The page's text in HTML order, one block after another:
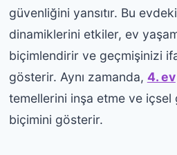
güvenliğini yansıtır. Bu
dinamiklerini etkiler, ev
biçimlendirir ve geçmişinizi
gösterir. Aynı zamanda, 4. ev
temellerini inşa etme ve içsel
biçimini gösterir.